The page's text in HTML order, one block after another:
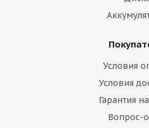
Условия
Условия
Гарантия
Вопрос-